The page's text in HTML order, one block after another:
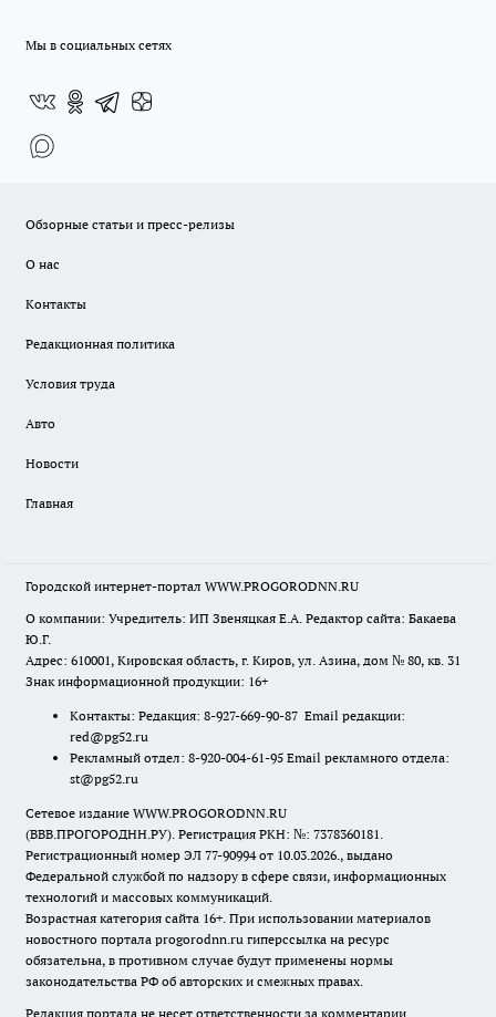
Мы в социальных сетях
Обзорные статьи и пресс-релизы
О нас
Контакты
Редакционная политика
Условия труда
Авто
Новости
Главная
Городской интернет-портал WWW.PROGORODNN.RU
О компании: Учредитель: ИП Звеняцкая Е.А. Редактор сайта: Бакаева
Ю.Г.
Адрес: 610001, Кировская область, г. Киров, ул. Азина, дом № 80, кв. 31
Знак информационной продукции: 16+
Контакты: Редакция: 8-927-669-90-87 Email редакции:
red@pg52.ru
Рекламный отдел: 8-920-004-61-95 Email рекламного отдела:
st@pg52.ru
Сетевое издание WWW.PROGORODNN.RU
(ВВВ.ПРОГОРОДНН.РУ). Регистрация РКН: №: 7378360181.
Регистрационный номер ЭЛ 77-90994 от 10.03.2026., выдано
Федеральной службой по надзору в сфере связи, информационных
технологий и массовых коммуникаций.
Возрастная категория сайта 16+. При использовании материалов
новостного портала progorodnn.ru гиперссылка на ресурс
обязательна, в противном случае будут применены нормы
законодательства РФ об авторских и смежных правах.
Редакция портала не несет ответственности за комментарии